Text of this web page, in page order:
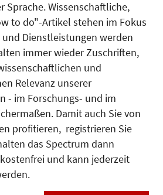
Sprache. Wissenschaftliche,
to do"-Artikel stehen im Fokus
Dienstleistungen werden
immer wieder Zuschriften,
und
Relevanz unserer
- im Forschungs- und im
Damit auch Sie von
profitieren, registrieren Sie
das Spectrum dann
und kann jederzeit